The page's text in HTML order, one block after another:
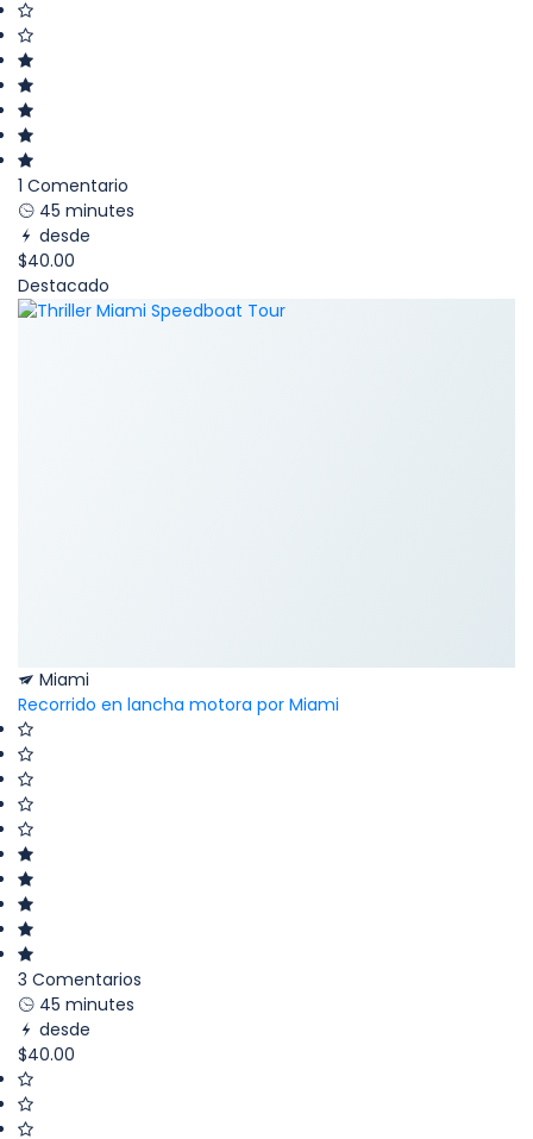
1 Comentario
45 minutes
desde
$40.00
Destacado
Miami
Recorrido en lancha motora por Miami
3 Comentarios
45 minutes
desde
$40.00